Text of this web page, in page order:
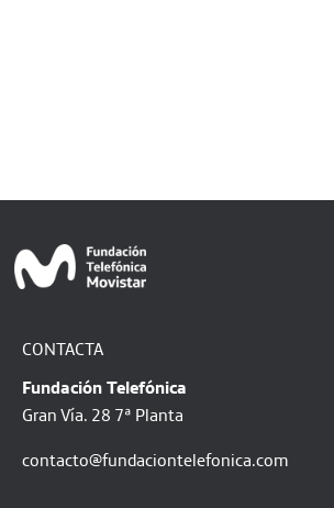
CONTACTA
Fundación Telefónica
Gran Vía. 28 7ª Planta
contacto@fundaciontelefonica.com